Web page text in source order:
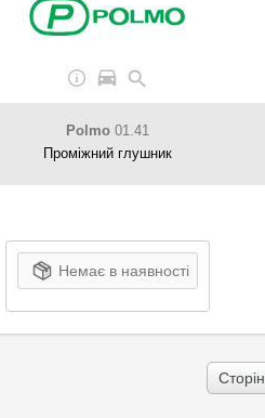
Polmo01.41
Проміжний глушник
Немає в наявності